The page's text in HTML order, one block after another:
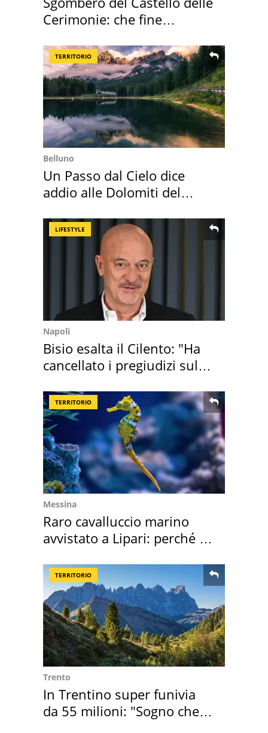
Cerimonie: che fine
TERRITORIO
Belluno
Un Passo dal Cielo dice
addio alle Dolomiti del
LIFESTYLE
Napoli
Bisio esalta il Cilento: "Ha
cancellato i pregiudizi sul
TERRITORIO
Messina
Raro cavalluccio marino
avvistato a Lipari: perché è
TERRITORIO
Trento
In Trentino super funivia
da 55 milioni: "Sogno che si